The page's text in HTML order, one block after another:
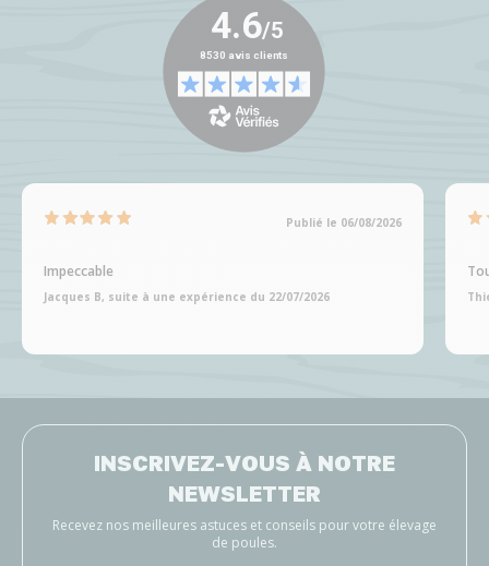
Publié le 06/08/2026
Impeccable
Jacques B, suite à une expérience du 22/07/2026
INSCRIVEZ-VOUS À NOTRE
NEWSLETTER
Recevez nos meilleures astuces et conseils pour votre élevage
de poules.